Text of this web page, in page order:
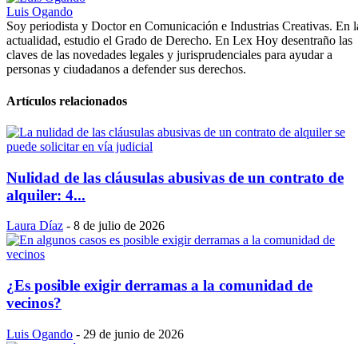
Luis Ogando
Soy periodista y Doctor en Comunicación e Industrias Creativas. En
actualidad, estudio el Grado de Derecho. En Lex Hoy desentraño las
claves de las novedades legales y jurisprudenciales para ayudar a
personas y ciudadanos a defender sus derechos.
Artículos relacionados
Nulidad de las cláusulas abusivas de un contrato de
alquiler: 4...
Laura Díaz - 8 de julio de 2026
¿Es posible exigir derramas a la comunidad de
vecinos?
Luis Ogando - 29 de junio de 2026